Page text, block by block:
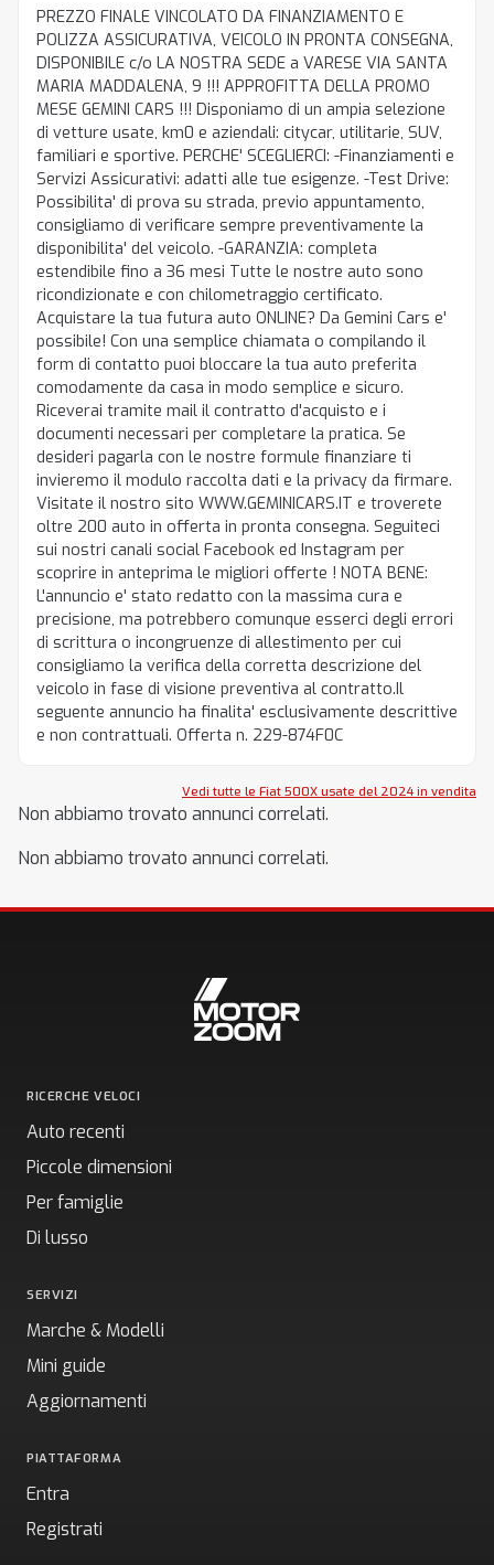
PREZZO FINALE VINCOLATO DA FINANZIAMENTO E
POLIZZA ASSICURATIVA, VEICOLO IN PRONTA CONSEGNA,
DISPONIBILE c/o LA NOSTRA SEDE a VARESE VIA SANTA
MARIA MADDALENA, 9 !!! APPROFITTA DELLA PROMO
MESE GEMINI CARS !!! Disponiamo di un ampia selezione
di vetture usate, km0 e aziendali: citycar, utilitarie, SUV,
familiari e sportive. PERCHE' SCEGLIERCI: -Finanziamenti e
Servizi Assicurativi: adatti alle tue esigenze. -Test Drive:
Possibilita' di prova su strada, previo appuntamento,
consigliamo di verificare sempre preventivamente la
disponibilita' del veicolo. -GARANZIA: completa
estendibile fino a 36 mesi Tutte le nostre auto sono
ricondizionate e con chilometraggio certificato.
Acquistare la tua futura auto ONLINE? Da Gemini Cars e'
possibile! Con una semplice chiamata o compilando il
form di contatto puoi bloccare la tua auto preferita
comodamente da casa in modo semplice e sicuro.
Riceverai tramite mail il contratto d'acquisto e i
documenti necessari per completare la pratica. Se
desideri pagarla con le nostre formule finanziare ti
invieremo il modulo raccolta dati e la privacy da firmare.
Visitate il nostro sito WWW.GEMINICARS.IT e troverete
oltre 200 auto in offerta in pronta consegna. Seguiteci
sui nostri canali social Facebook ed Instagram per
scoprire in anteprima le migliori offerte ! NOTA BENE:
L'annuncio e' stato redatto con la massima cura e
precisione, ma potrebbero comunque esserci degli errori
di scrittura o incongruenze di allestimento per cui
consigliamo la verifica della corretta descrizione del
veicolo in fase di visione preventiva al contratto.Il
seguente annuncio ha finalita' esclusivamente descrittive
e non contrattuali. Offerta n. 229-874F0C
Vedi tutte le Fiat 500X usate del 2024 in vendita
Non abbiamo trovato annunci correlati.
Non abbiamo trovato annunci correlati.
RICERCHE VELOCI
Auto recenti
Piccole dimensioni
Per famiglie
Di lusso
SERVIZI
Marche & Modelli
Mini guide
Aggiornamenti
PIATTAFORMA
Entra
Registrati